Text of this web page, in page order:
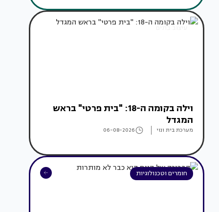
עיצוב בתים
וילה בקומה ה-18: "בית פרטי" בראש
המגדל
מערכת בית ונוי 06-08-2026
חומרים וטכנולוגיות